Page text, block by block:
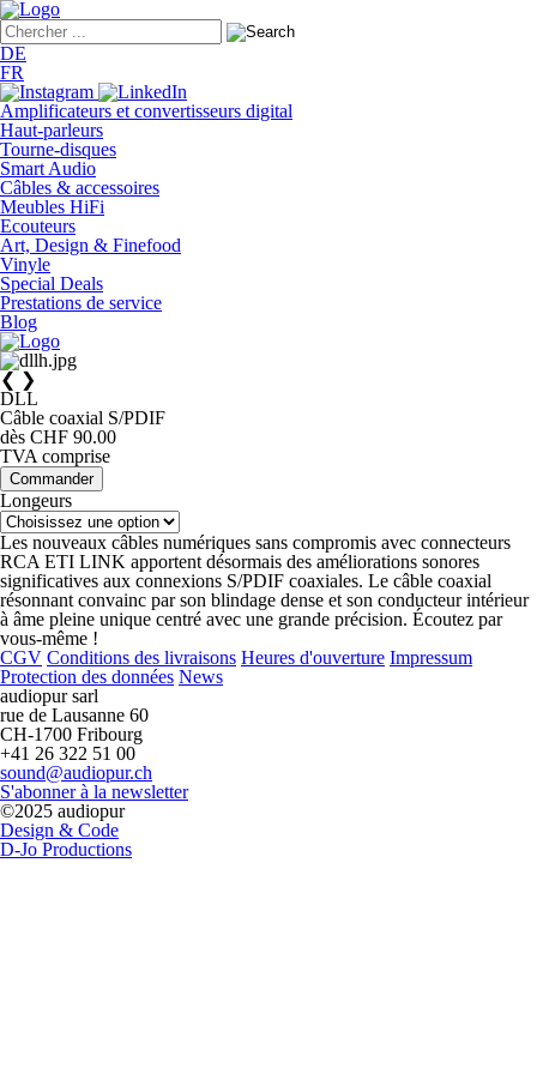
DE
FR
Amplificateurs et convertisseurs digital
Haut-parleurs
Tourne-disques
Smart Audio
Câbles & accessoires
Meubles HiFi
Ecouteurs
Art, Design & Finefood
Vinyle
Special Deals
Prestations de service
Blog
❮ ❯
DLL
Câble coaxial S/PDIF
dès CHF 90.00
TVA comprise
Commander
Longeurs
Les nouveaux câbles numériques sans compromis avec connecteurs
RCA ETI LINK apportent désormais des améliorations sonores
significatives aux connexions S/PDIF coaxiales. Le câble coaxial
résonnant convainc par son blindage dense et son conducteur intérieur
à âme pleine unique centré avec une grande précision. Écoutez par
vous-même !
CGV Conditions des livraisons Heures d'ouverture Impressum
Protection des données News
audiopur sarl
rue de Lausanne 60
CH-1700 Fribourg
+41 26 322 51 00
sound@audiopur.ch
S'abonner à la newsletter
©2025 audiopur
Design & Code
D-Jo Productions